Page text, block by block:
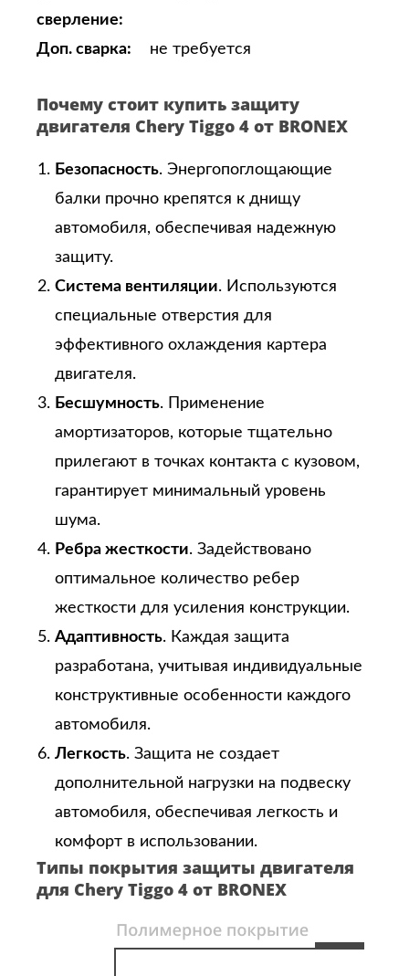
сверление:
Доп. сварка: не требуется
Почему стоит купить защиту
двигателя Chery Tiggo 4 от BRONEX
Безопасность. Энергопоглощающие
балки прочно крепятся к днищу
автомобиля, обеспечивая надежную
защиту.
Система вентиляции. Используются
специальные отверстия для
эффективного охлаждения картера
двигателя.
Бесшумность. Применение
амортизаторов, которые тщательно
прилегают в точках контакта с кузовом,
гарантирует минимальный уровень
шума.
Ребра жесткости. Задействовано
оптимальное количество ребер
жесткости для усиления конструкции.
Адаптивность. Каждая защита
разработана, учитывая индивидуальные
конструктивные особенности каждого
автомобиля.
Легкость. Защита не создает
дополнительной нагрузки на подвеску
автомобиля, обеспечивая легкость и
комфорт в использовании.
Типы покрытия защиты двигателя
для Chery Tiggo 4 от BRONEX